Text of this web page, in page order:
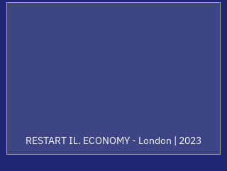
RESTART IL. ECONOMY - London | 2023